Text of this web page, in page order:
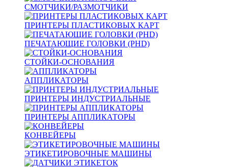
СМОТЧИКИ/РАЗМОТЧИКИ
ПРИНТЕРЫ ПЛАСТИКОВЫХ КАРТ
ПЕЧАТАЮЩИЕ ГОЛОВКИ (PHD)
СТОЙКИ-ОСНОВАНИЯ
АППЛИКАТОРЫ
ПРИНТЕРЫ ИНДУСТРИАЛЬНЫЕ
ПРИНТЕРЫ АППЛИКАТОРЫ
КОНВЕЙЕРЫ
ЭТИКЕТИРОВОЧНЫЕ МАШИНЫ